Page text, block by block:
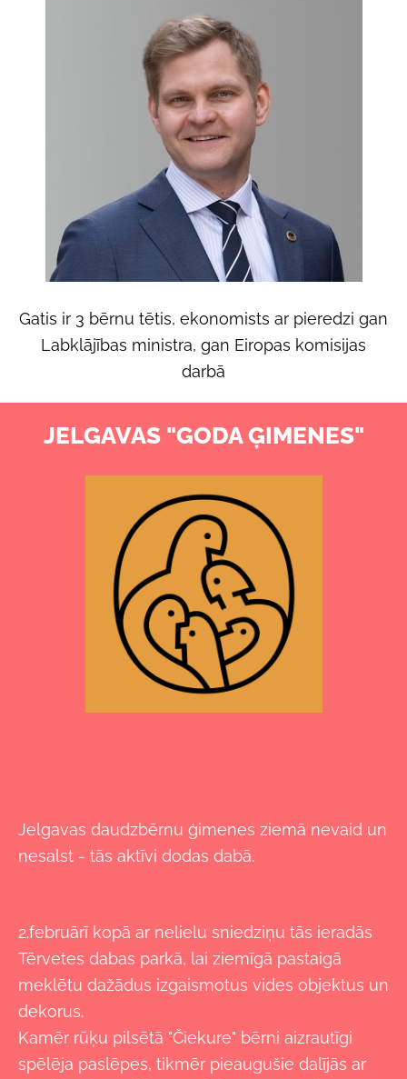
Gatis ir 3 bērnu tētis, ekonomists ar pieredzi gan
Labklājības ministra, gan Eiropas komisijas
darbā
JELGAVAS "GODA ĢIMENES"
Jelgavas daudzbērnu ģimenes ziemā nevaid un
nesalst - tās aktīvi dodas dabā.
2.februārī kopā ar nelielu sniedziņu tās ieradās
Tērvetes dabas parkā, lai ziemīgā pastaigā
meklētu dažādus izgaismotus vides objektus un
dekorus.
Kamēr rūķu pilsētā "Čiekure" bērni aizrautīgi
spēlēja paslēpes, tikmēr pieaugušie dalījās ar